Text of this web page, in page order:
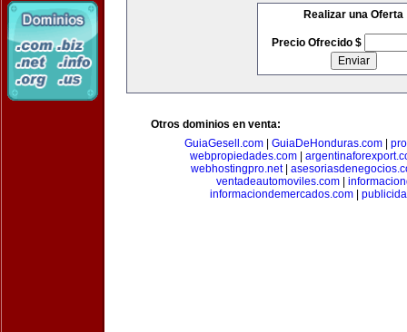
Realizar una Oferta
Precio Ofrecido $
Otros dominios en venta:
GuiaGesell.com| GuiaDeHonduras.com|
webpropiedades.com
webhostingpro.net|
ventadeautomoviles.com|
informaciondemercados.com|